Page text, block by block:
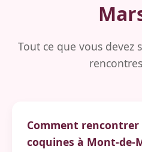
Tout ce que vous devez
Comment rencontrer
coquines à Mont-de-